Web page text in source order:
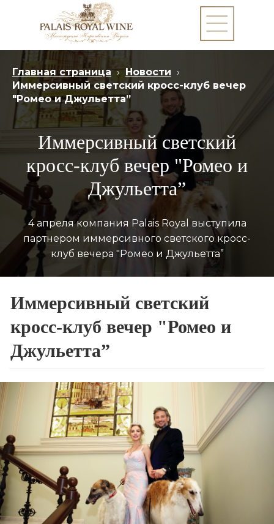
Главная страница › Новости ›
Иммерсивный светский кросс-клуб вечер
"Ромео и Джульетта”
Иммерсивный светский
кросс-клуб вечер "Ромео и
Джульетта”
4 апреля компания Palais Royal выступила
партнером иммерсивного светского кросс-
клуб вечера "Ромео и Джульетта”
Иммерсивный светский
кросс-клуб вечер "Ромео и
Джульетта”